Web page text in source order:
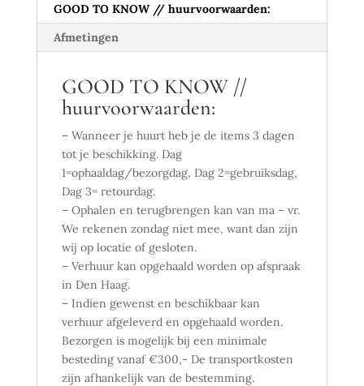
GOOD TO KNOW // huurvoorwaarden:
Afmetingen
GOOD TO KNOW //
huurvoorwaarden:
– Wanneer je huurt heb je de items 3 dagen
tot je beschikking. Dag
1=ophaaldag/bezorgdag, Dag 2=gebruiksdag,
Dag 3= retourdag.
– Ophalen en terugbrengen kan van ma – vr.
We rekenen zondag niet mee, want dan zijn
wij op locatie of gesloten.
– Verhuur kan opgehaald worden op afspraak
in Den Haag.
– Indien gewenst en beschikbaar kan
verhuur afgeleverd en opgehaald worden.
Bezorgen is mogelijk bij een minimale
besteding vanaf €300,- De transportkosten
zijn afhankelijk van de bestemming.